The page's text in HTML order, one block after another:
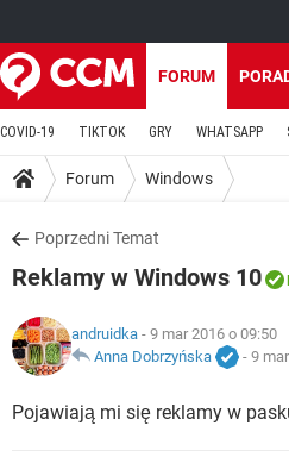
FORUM
COVID-19 TIKTOK GRY WHATSAPP
Forum Windows
Poprzedni Temat
Reklamy w Windows 10
andruidka - 9 mar 2016 o 09:50
Anna Dobrzyńska
- 9
Pojawiają mi się reklamy w